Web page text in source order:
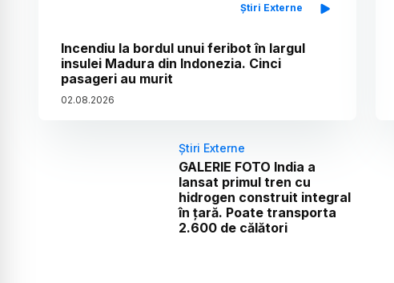
Știri Externe
Incendiu la bordul unui feribot în largul
insulei Madura din Indonezia. Cinci
pasageri au murit
02.08.2026
Știri Externe
GALERIE FOTO India a
lansat primul tren cu
hidrogen construit integral
în țară. Poate transporta
2.600 de călători